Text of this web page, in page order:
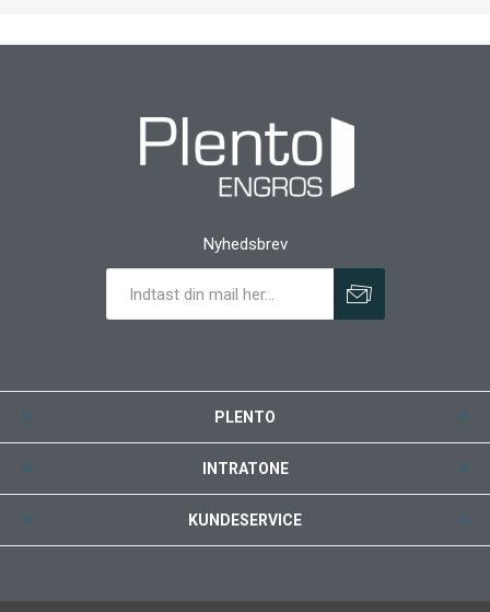
Nyhedsbrev
PLENTO
INTRATONE
KUNDESERVICE